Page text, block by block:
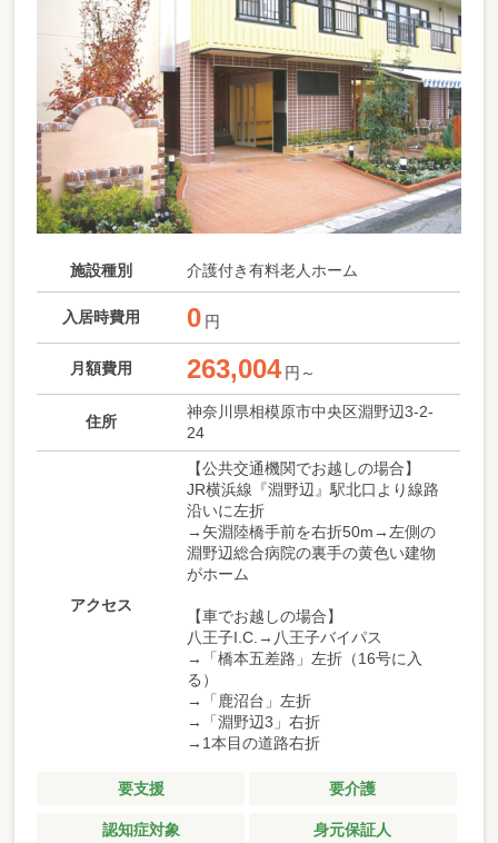
施設種別 介護付き有料老人ホーム
入居時費用 0 円
月額費用 263,004 円～
住所
神奈川県相模原市中央区淵野辺3-2-
24
アクセス
【公共交通機関でお越しの場合】
JR横浜線『淵野辺』駅北口より線路
沿いに左折
→矢淵陸橋手前を右折50m→左側の
淵野辺総合病院の裏手の黄色い建物
がホーム
【車でお越しの場合】
八王子I.C.→八王子バイパス
→「橋本五差路」左折（16号に入
る）
→「鹿沼台」左折
→「淵野辺3」右折
→1本目の道路右折
要支援 要介護
認知症対象 身元保証人